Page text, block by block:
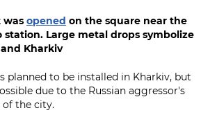
was opened on the square near the
station. Large metal drops symbolize
Kharkiv
planned to be installed in Kharkiv, but
due to the Russian aggressor's
the city.